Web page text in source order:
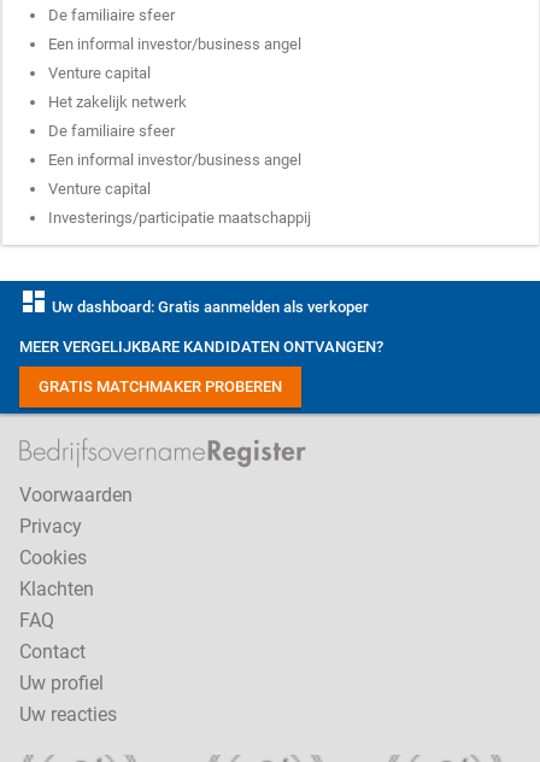
De familiaire sfeer
Een informal investor/business angel
Venture capital
Het zakelijk netwerk
De familiaire sfeer
Een informal investor/business angel
Venture capital
Investerings/participatie maatschappij
dashboard Uw dashboard: Gratis aanmelden als verkoper
MEER VERGELIJKBARE KANDIDATEN ONTVANGEN?
GRATIS MATCHMAKER PROBEREN
Voorwaarden
Privacy
Cookies
Klachten
FAQ
Contact
Uw profiel
Uw reacties